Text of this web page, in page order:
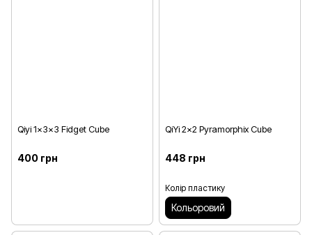
Qiyi 1x3x3 Fidget Cube
400 грн
QiYi 2x2 Pyramorphix Cube
448 грн
Колір пластику
Кольоровий